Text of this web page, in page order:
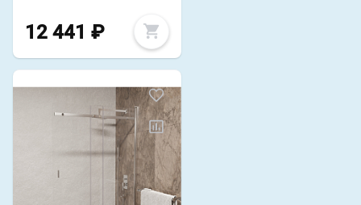
12 441 ₽